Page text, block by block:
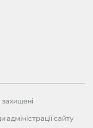
адміністрації сайту